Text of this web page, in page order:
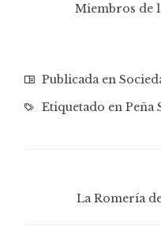
Miembros de
Publicada en
Etiquetado en Peña
La Romería